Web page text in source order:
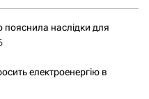
пояснила наслідки для
електроенергію в